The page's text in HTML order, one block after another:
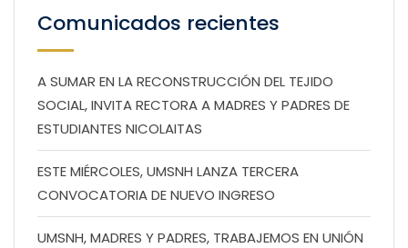
Comunicados recientes
A SUMAR EN LA RECONSTRUCCIÓN DEL TEJIDO
SOCIAL, INVITA RECTORA A MADRES Y PADRES DE
ESTUDIANTES NICOLAITAS
ESTE MIÉRCOLES, UMSNH LANZA TERCERA
CONVOCATORIA DE NUEVO INGRESO
UMSNH, MADRES Y PADRES, TRABAJEMOS EN UNIÓN